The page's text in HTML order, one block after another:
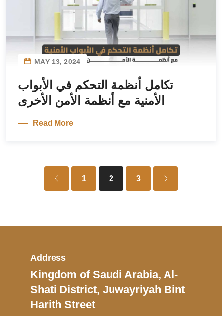
MAY 13, 2024
تكامل أنظمة التحكم في الأبواب
الأمنية مع أنظمة الأمن الأخرى
Read More
1 2 3
Address
Kingdom of Saudi Arabia, Al-
Shati District, Juwayriyah Bint
Harith Street